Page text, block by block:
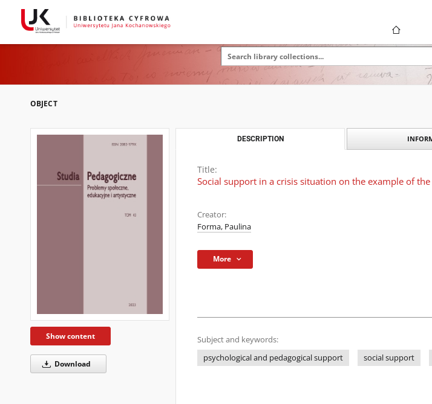
OBJECT
Show content
Download
DESCRIPTION
Title:
Social support in a crisis situation on the example of
Creator:
Forma, Paulina
More
Subject and keywords:
psychological and pedagogical support
social support